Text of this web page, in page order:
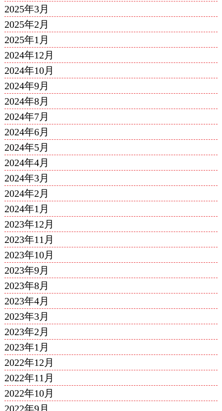
2025年3月
2025年2月
2025年1月
2024年12月
2024年10月
2024年9月
2024年8月
2024年7月
2024年6月
2024年5月
2024年4月
2024年3月
2024年2月
2024年1月
2023年12月
2023年11月
2023年10月
2023年9月
2023年8月
2023年4月
2023年3月
2023年2月
2023年1月
2022年12月
2022年11月
2022年10月
2022年9月